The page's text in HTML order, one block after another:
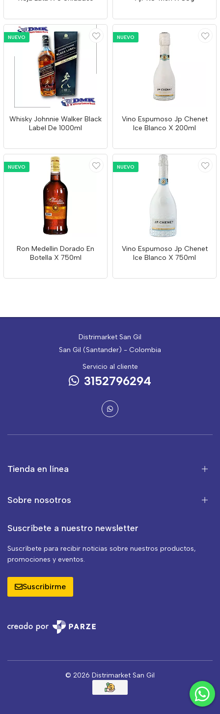
NUEVO
Whisky Johnnie Walker Black
Label De 1000ml
NUEVO
Vino Espumoso Jp Chenet
Ice Blanco X 200ml
NUEVO
Ron Medellin Dorado En
Botella X 750ml
NUEVO
Vino Espumoso Jp Chenet
Ice Blanco X 750ml
Distrimarket San Gil
San Gil (Santander) - Colombia
Servicio al cliente
3152796294
Tienda en línea
Sobre nosotros
Suscríbete a nuestro newsletter
Suscríbete para recibir noticias sobre nuestros productos,
promociones y eventos.
Suscribirme
© 2026 Distrimarket San Gil